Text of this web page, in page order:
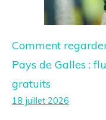
Comment
Pays de Galles :
gratuits
18 juillet 2026